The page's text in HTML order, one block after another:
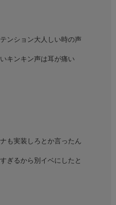
ンション大人しい時の声
キンキン声は耳が痛い
も実装しろとか言ったん
ぎるから別イベにしたと